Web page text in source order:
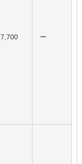
7,700 ー